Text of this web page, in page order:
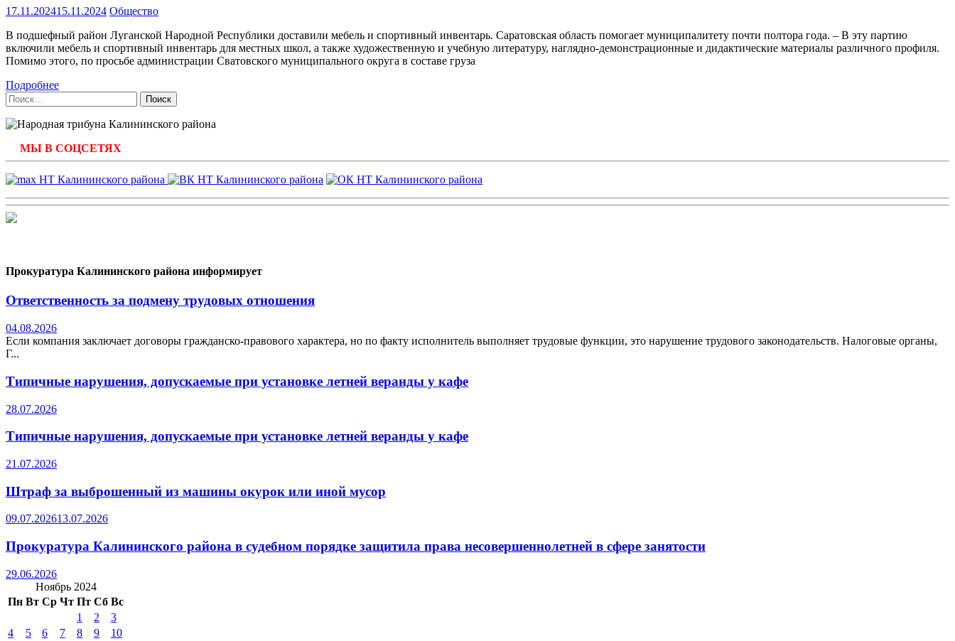
17.11.202415.11.2024 Общество
В подшефный район Луганской Народной Республики доставили мебель и спортивный инвентарь. Саратовская область помогает муниципалитету почти полтора года. – В эту партию
включили мебель и спортивный инвентарь для местных школ, а также художественную и учебную литературу, наглядно-демонстрационные и дидактические материалы различного профиля.
Помимо этого, по просьбе администрации Сватовского муниципального округа в составе груза
Подробнее
Найти:
МЫ В СОЦСЕТЯХ
Прокуратура Калининского района информирует
Ответственность за подмену трудовых отношения
04.08.2026
Если компания заключает договоры гражданско-правового характера, но по факту исполнитель выполняет трудовые функции, это нарушение трудового законодательств. Налоговые органы,
Г...
Типичные нарушения, допускаемые при установке летней веранды у кафе
28.07.2026
Типичные нарушения, допускаемые при установке летней веранды у кафе
21.07.2026
Штраф за выброшенный из машины окурок или иной мусор
09.07.202613.07.2026
Прокуратура Калининского района в судебном порядке защитила права несовершеннолетней в сфере занятости
29.06.2026
Ноябрь 2024
Пн Вт Ср Чт Пт Сб Вс
1
2
3
4
5 6 7 8 9
10